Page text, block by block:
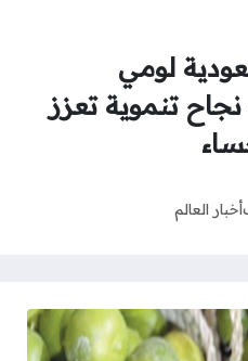
لومي
تنموية تعزز
أخبار العالم